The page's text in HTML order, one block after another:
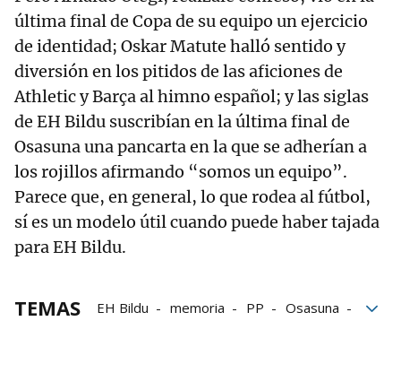
última final de Copa de su equipo un ejercicio
de identidad; Oskar Matute halló sentido y
diversión en los pitidos de las aficiones de
Athletic y Barça al himno español; y las siglas
de EH Bildu suscribían en la última final de
Osasuna una pancarta en la que se adherían a
los rojillos afirmando “somos un equipo”.
Parece que, en general, lo que rodea al fútbol,
sí es un modelo útil cuando puede haber tajada
para EH Bildu.
TEMAS EH Bildu memoria PP
Osasuna